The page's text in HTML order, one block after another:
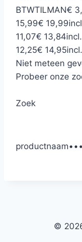
BTWTILMAN€
15,99€ 19,99
11,07€ 13,84
12,25€ 14,95
Niet meteen
Probeer onze
Zoek
productnaam• • •
©